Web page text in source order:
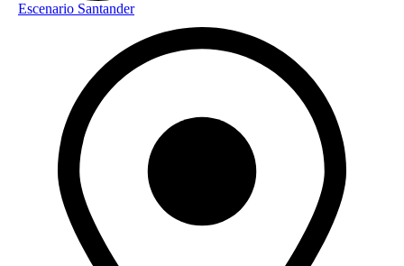
Escenario Santander